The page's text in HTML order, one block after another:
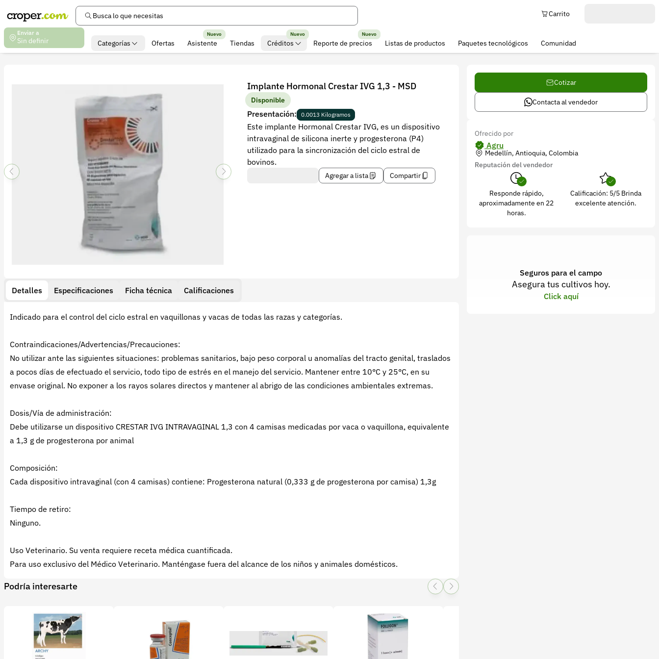
Busca lo que necesitas
Enviar a
Sin definir
Carrito
Categorías Ofertas Asistente
Nuevo
Tiendas Créditos
Nuevo
Reporte de precios
Nuevo
Listas de productos Paquetes tecnológicos Comunidad
Implante Hormonal Crestar IVG 1,3 - MSD
Disponible
Presentación: 0.0013 Kilogramos
Este implante Hormonal Crestar IVG, es un dispositivo
intravaginal de silicona inerte y progesterona (P4)
utilizado para la sincronización del ciclo estral de
bovinos.
Agregar a lista Compartir
Detalles Especificaciones Ficha técnica Calificaciones
Indicado para el control del ciclo estral en vaquillonas y vacas de todas las razas y categorías.
Contraindicaciones/Advertencias/Precauciones:
No utilizar ante las siguientes situaciones: problemas sanitarios, bajo peso corporal u anomalías del tracto genital, traslados
a pocos días de efectuado el servicio, todo tipo de estrés en el manejo del servicio. Mantener entre 10°C y 25°C, en su
envase original. No exponer a los rayos solares directos y mantener al abrigo de las condiciones ambientales extremas.
Dosis/Vía de administración:
Debe utilizarse un dispositivo CRESTAR IVG INTRAVAGINAL 1,3 con 4 camisas medicadas por vaca o vaquillona, equivalente
a 1,3 g de progesterona por animal
Composición:
Cada dispositivo intravaginal (con 4 camisas) contiene: Progesterona natural (0,333 g de progesterona por camisa) 1,3g
Tiempo de retiro:
Ninguno.
Uso Veterinario. Su venta requiere receta médica cuantificada.
Para uso exclusivo del Médico Veterinario. Manténgase fuera del alcance de los niños y animales domésticos.
Podría interesarte
Cotizar
Contacta al vendedor
Ofrecido por
Agru
Medellín, Antioquia, Colombia
Reputación del vendedor
Responde rápido,
aproximadamente en 22
horas.
Calificación: 5/5 Brinda
excelente atención.
Seguros para el campo
Asegura tus cultivos hoy.
Click aquí